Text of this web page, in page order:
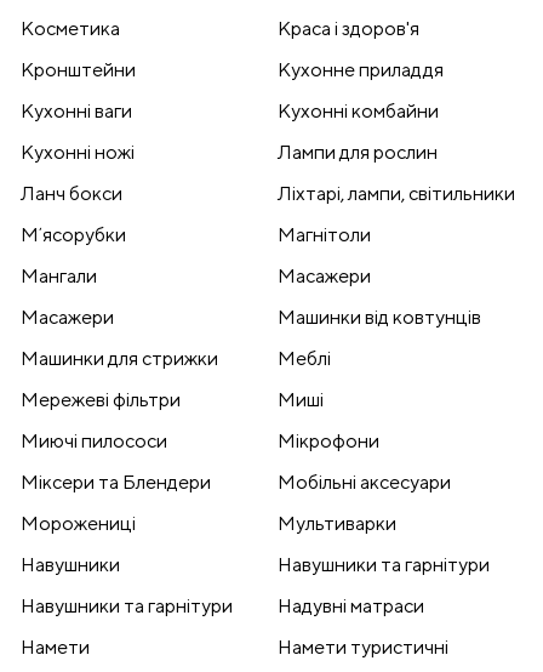
Косметика
Краса і здоров'я
Кронштейни
Кухонне приладдя
Кухонні ваги
Кухонні комбайни
Кухонні ножі
Лампи для рослин
Ланч бокси
Ліхтарі, лампи, світильники
Мʼясорубки
Магнітоли
Мангали
Масажери
Масажери
Машинки від ковтунців
Машинки для стрижки
Меблі
Мережеві фільтри
Миші
Миючі пилососи
Мікрофони
Міксери та Блендери
Мобільні аксесуари
Морожениці
Мультиварки
Навушники
Навушники та гарнітури
Навушники та гарнітури
Надувні матраси
Намети
Намети туристичні